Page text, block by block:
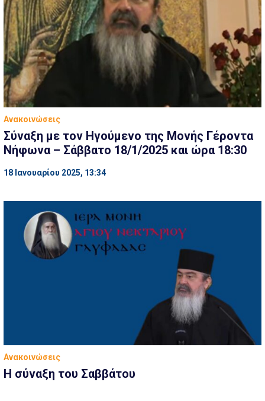
Ανακοινώσεις
Σύναξη με τον Ηγούμενο της Mονής Γέροντα
Νήφωνα – Σάββατο 18/1/2025 και ώρα 18:30
18 Ιανουαρίου 2025, 13:34
Ανακοινώσεις
Η σύναξη του Σαββάτου